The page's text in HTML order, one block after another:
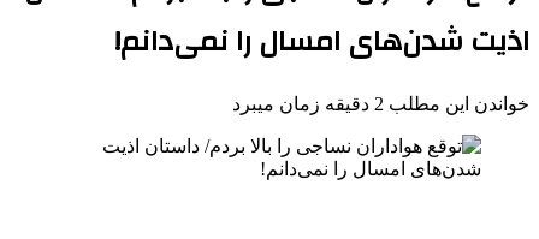
اذیت شدن‌های امسال را نمی‌دانم!
خواندن این مطلب 2 دقیقه زمان میبرد